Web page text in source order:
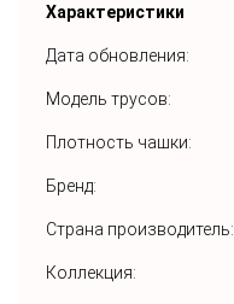
Характеристики
Дата обновления:
Модель трусов:
Плотность чашки:
Бренд:
Страна производитель:
Коллекция: